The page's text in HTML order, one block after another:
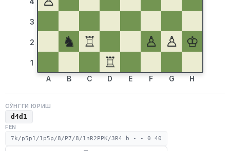
3
2
1
♞ ♖ ♙ ♙ ♔
♖
A B C D E F G H
СЎНГГИ ЮРИШ
d4d1
FEN
7k/p5p1/1p5p/8/P7/8/1nR2PPK/3R4 b - - 0 40